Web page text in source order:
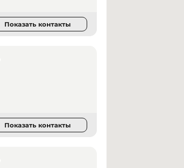
Показать контакты
Показать контакты